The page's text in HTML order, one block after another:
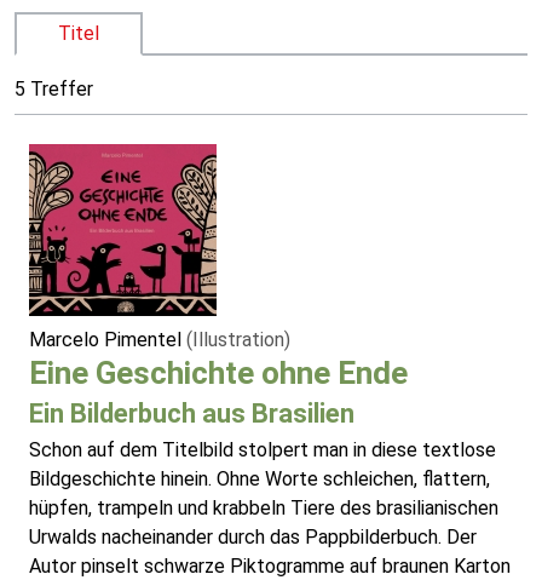
Titel
5 Treffer
Marcelo Pimentel (Illustration)
Eine Geschichte ohne Ende
Ein Bilderbuch aus Brasilien
Schon auf dem Titelbild stolpert man in diese textlose
Bildgeschichte hinein. Ohne Worte schleichen, flattern,
hüpfen, trampeln und krabbeln Tiere des brasilianischen
Urwalds nacheinander durch das Pappbilderbuch. Der
Autor pinselt schwarze Piktogramme auf braunen Karton